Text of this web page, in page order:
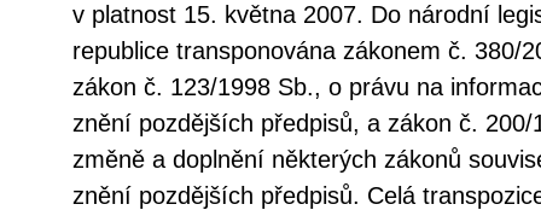
v platnost 15. května 2007. Do národní
republice transponována zákonem č. 380/
zákon č. 123/1998 Sb., o právu na
znění pozdějších předpisů, a zákon č.
změně a doplnění některých zákonů
znění pozdějších předpisů. Celá